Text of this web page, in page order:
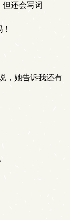
还会写词
，她告诉我还有